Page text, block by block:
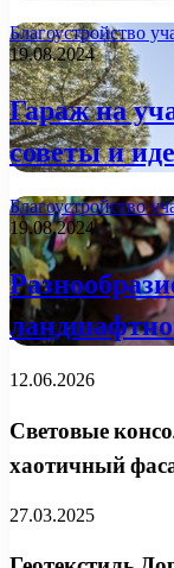
Благоустройство
19.08.2024
Гараж на
советы и
Благоустройство
19.08.2024
12.06.2026
Световые
хаотичный
27.03.2025